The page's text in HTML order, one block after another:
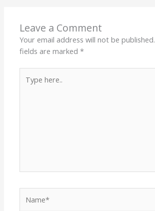
Leave a Comment
Your email address will not be published.
fields are marked*
here..